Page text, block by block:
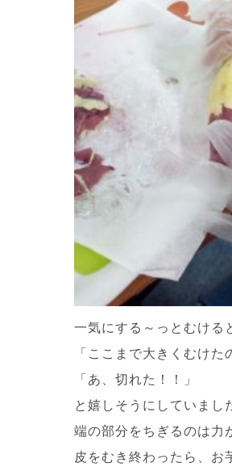
一気にする～っとむける
「ここまで大きくむけた
「あ、切れた！！」
と嬉しそうにしていまし
端の部分をちぎるのは力
皮をむき終わったら、お